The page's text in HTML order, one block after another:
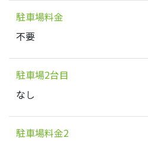
駐車場料金
不要
駐車場2台目
なし
駐車場料金2